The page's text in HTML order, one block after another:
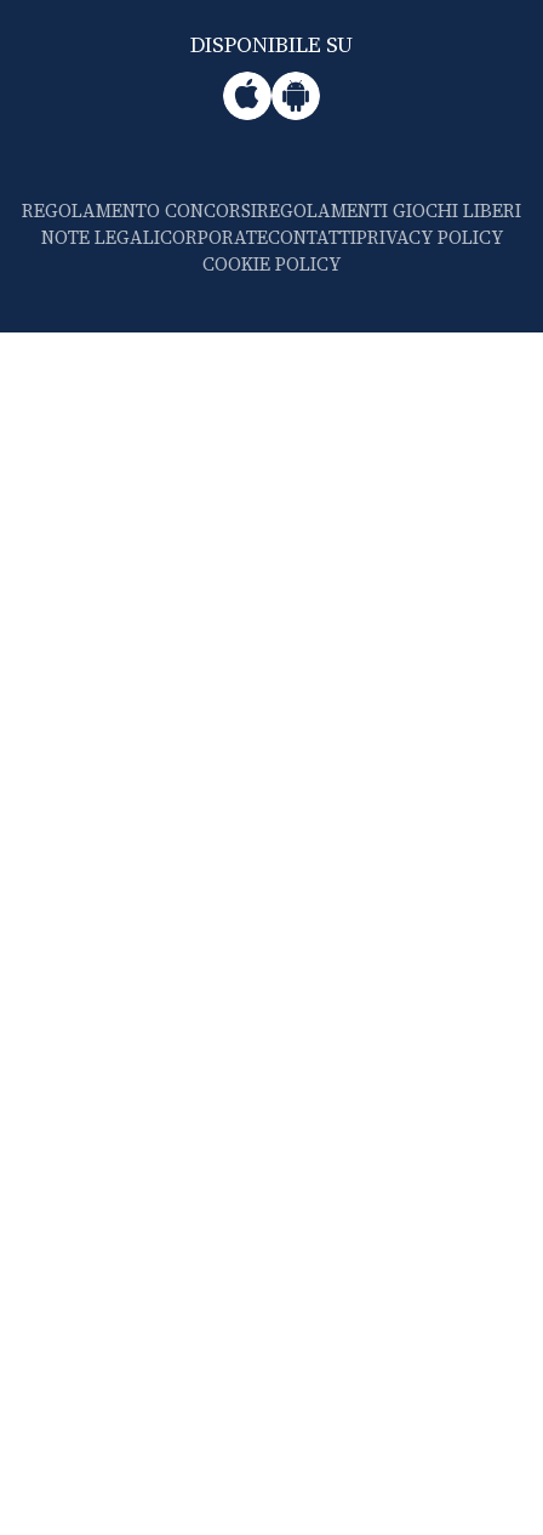
DISPONIBILE SU
REGOLAMENTO CONCORSIREGOLAMENTI GIOCHI LIBERI
NOTE LEGALICORPORATECONTATTIPRIVACY POLICY
COOKIE POLICY